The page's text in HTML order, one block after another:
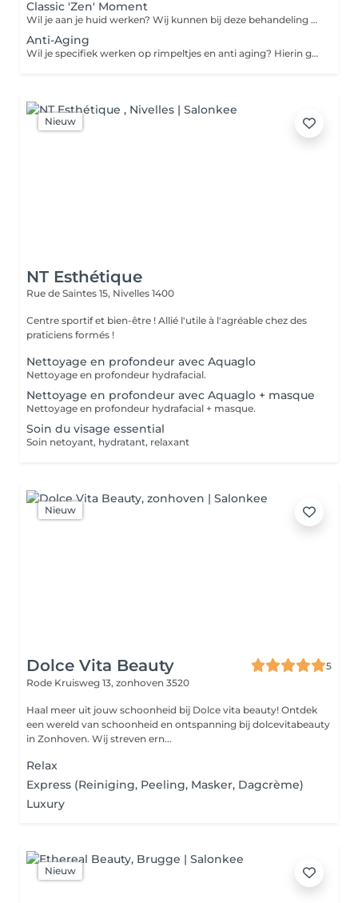
Classic 'Zen' Moment
Wil je aan je huid werken? Wij kunnen bij deze behandeling specifiek naar huid problemen werken of gewoon eens heel goed reinigen
Anti-Aging
Wil je specifiek werken op rimpeltjes en anti aging? Hierin gebruiken we specifieke producten en nadien de led therapie
Nieuw
NT Esthétique
Rue de Saintes 15, Nivelles 1400
Centre sportif et bien-être ! Allié l'utile à l'agréable chez des
praticiens formés !
Nettoyage en profondeur avec Aquaglo
Nettoyage en profondeur hydrafacial.
Nettoyage en profondeur avec Aquaglo + masque
Nettoyage en profondeur hydrafacial + masque.
Soin du visage essential
Soin netoyant, hydratant, relaxant
Nieuw
Dolce Vita Beauty
5
Rode Kruisweg 13, zonhoven 3520
Haal meer uit jouw schoonheid bij Dolce vita beauty! Ontdek
een wereld van schoonheid en ontspanning bij dolcevitabeauty
in Zonhoven. Wij streven ern...
Relax
Express (Reiniging, Peeling, Masker, Dagcrème)
Luxury
Nieuw